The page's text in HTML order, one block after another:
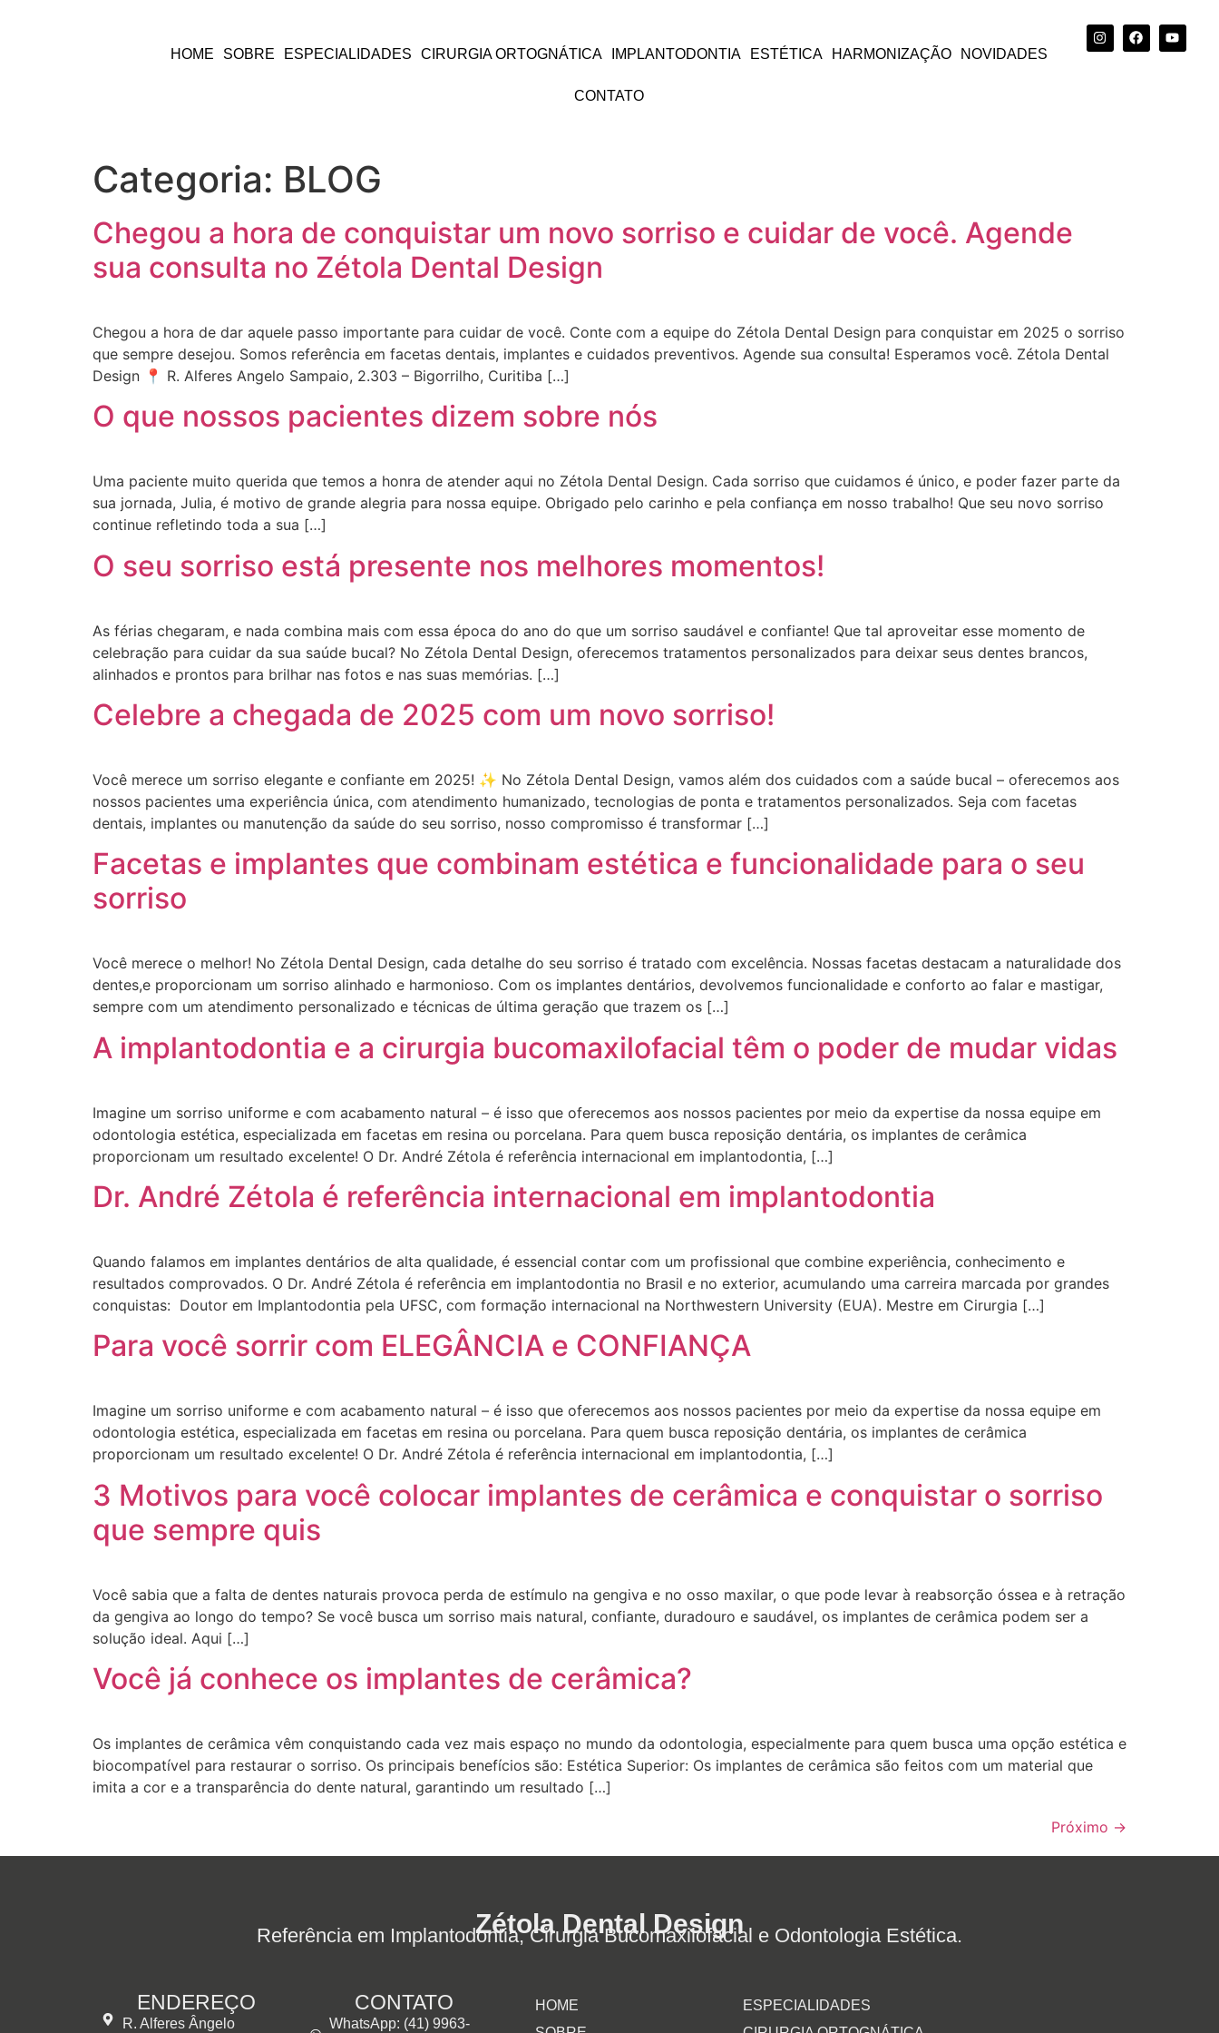
HOME SOBRE ESPECIALIDADES CIRURGIA ORTOGNÁTICA IMPLANTODONTIA ESTÉTICA HARMONIZAÇÃO NOVIDADES
CONTATO
Categoria: BLOG
Chegou a hora de conquistar um novo sorriso e cuidar de você. Agende
sua consulta no Zétola Dental Design
Chegou a hora de dar aquele passo importante para cuidar de você. Conte com a equipe do Zétola Dental Design para conquistar em 2025 o sorriso
que sempre desejou. Somos referência em facetas dentais, implantes e cuidados preventivos. Agende sua consulta! Esperamos você. Zétola Dental
Design 📍 R. Alferes Angelo Sampaio, 2.303 – Bigorrilho, Curitiba […]
O que nossos pacientes dizem sobre nós
Uma paciente muito querida que temos a honra de atender aqui no Zétola Dental Design. Cada sorriso que cuidamos é único, e poder fazer parte da
sua jornada, Julia, é motivo de grande alegria para nossa equipe. Obrigado pelo carinho e pela confiança em nosso trabalho! Que seu novo sorriso
continue refletindo toda a sua […]
O seu sorriso está presente nos melhores momentos!
As férias chegaram, e nada combina mais com essa época do ano do que um sorriso saudável e confiante! Que tal aproveitar esse momento de
celebração para cuidar da sua saúde bucal? No Zétola Dental Design, oferecemos tratamentos personalizados para deixar seus dentes brancos,
alinhados e prontos para brilhar nas fotos e nas suas memórias. […]
Celebre a chegada de 2025 com um novo sorriso!
Você merece um sorriso elegante e confiante em 2025! ✨ No Zétola Dental Design, vamos além dos cuidados com a saúde bucal – oferecemos aos
nossos pacientes uma experiência única, com atendimento humanizado, tecnologias de ponta e tratamentos personalizados. Seja com facetas
dentais, implantes ou manutenção da saúde do seu sorriso, nosso compromisso é transformar […]
Facetas e implantes que combinam estética e funcionalidade para o seu
sorriso
Você merece o melhor! No Zétola Dental Design, cada detalhe do seu sorriso é tratado com excelência. Nossas facetas destacam a naturalidade dos
dentes,e proporcionam um sorriso alinhado e harmonioso. Com os implantes dentários, devolvemos funcionalidade e conforto ao falar e mastigar,
sempre com um atendimento personalizado e técnicas de última geração que trazem os […]
A implantodontia e a cirurgia bucomaxilofacial têm o poder de mudar vidas
Imagine um sorriso uniforme e com acabamento natural – é isso que oferecemos aos nossos pacientes por meio da expertise da nossa equipe em
odontologia estética, especializada em facetas em resina ou porcelana. Para quem busca reposição dentária, os implantes de cerâmica
proporcionam um resultado excelente! O Dr. André Zétola é referência internacional em implantodontia, […]
Dr. André Zétola é referência internacional em implantodontia
Quando falamos em implantes dentários de alta qualidade, é essencial contar com um profissional que combine experiência, conhecimento e
resultados comprovados. O Dr. André Zétola é referência em implantodontia no Brasil e no exterior, acumulando uma carreira marcada por grandes
conquistas: Doutor em Implantodontia pela UFSC, com formação internacional na Northwestern University (EUA). Mestre em Cirurgia […]
Para você sorrir com ELEGÂNCIA e CONFIANÇA
Imagine um sorriso uniforme e com acabamento natural – é isso que oferecemos aos nossos pacientes por meio da expertise da nossa equipe em
odontologia estética, especializada em facetas em resina ou porcelana. Para quem busca reposição dentária, os implantes de cerâmica
proporcionam um resultado excelente! O Dr. André Zétola é referência internacional em implantodontia, […]
3 Motivos para você colocar implantes de cerâmica e conquistar o sorriso
que sempre quis
Você sabia que a falta de dentes naturais provoca perda de estímulo na gengiva e no osso maxilar, o que pode levar à reabsorção óssea e à retração
da gengiva ao longo do tempo? Se você busca um sorriso mais natural, confiante, duradouro e saudável, os implantes de cerâmica podem ser a
solução ideal. Aqui […]
Você já conhece os implantes de cerâmica?
Os implantes de cerâmica vêm conquistando cada vez mais espaço no mundo da odontologia, especialmente para quem busca uma opção estética e
biocompatível para restaurar o sorriso. Os principais benefícios são: Estética Superior: Os implantes de cerâmica são feitos com um material que
imita a cor e a transparência do dente natural, garantindo um resultado […]
Próximo →
Zétola Dental Design
Referência em Implantodontia, Cirurgia Bucomaxilofacial e Odontologia Estética.
ENDEREÇO
R. Alferes Ângelo
CONTATO
WhatsApp: (41) 9963-
HOME
ESPECIALIDADES